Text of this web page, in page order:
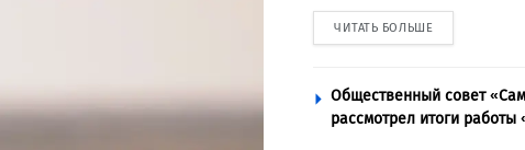
ЧИТАТЬ БОЛЬШЕ
Общественный совет
рассмотрел итоги работы